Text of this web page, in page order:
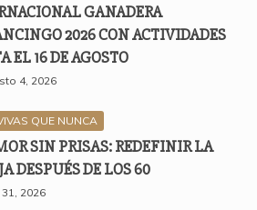
GANADERA
2026 CON ACTIVIDADES
EL 16 DE AGOSTO
4, 2026
QUE NUNCA
SIN PRISAS: REDEFINIR LA
DESPUÉS DE LOS 60
2026